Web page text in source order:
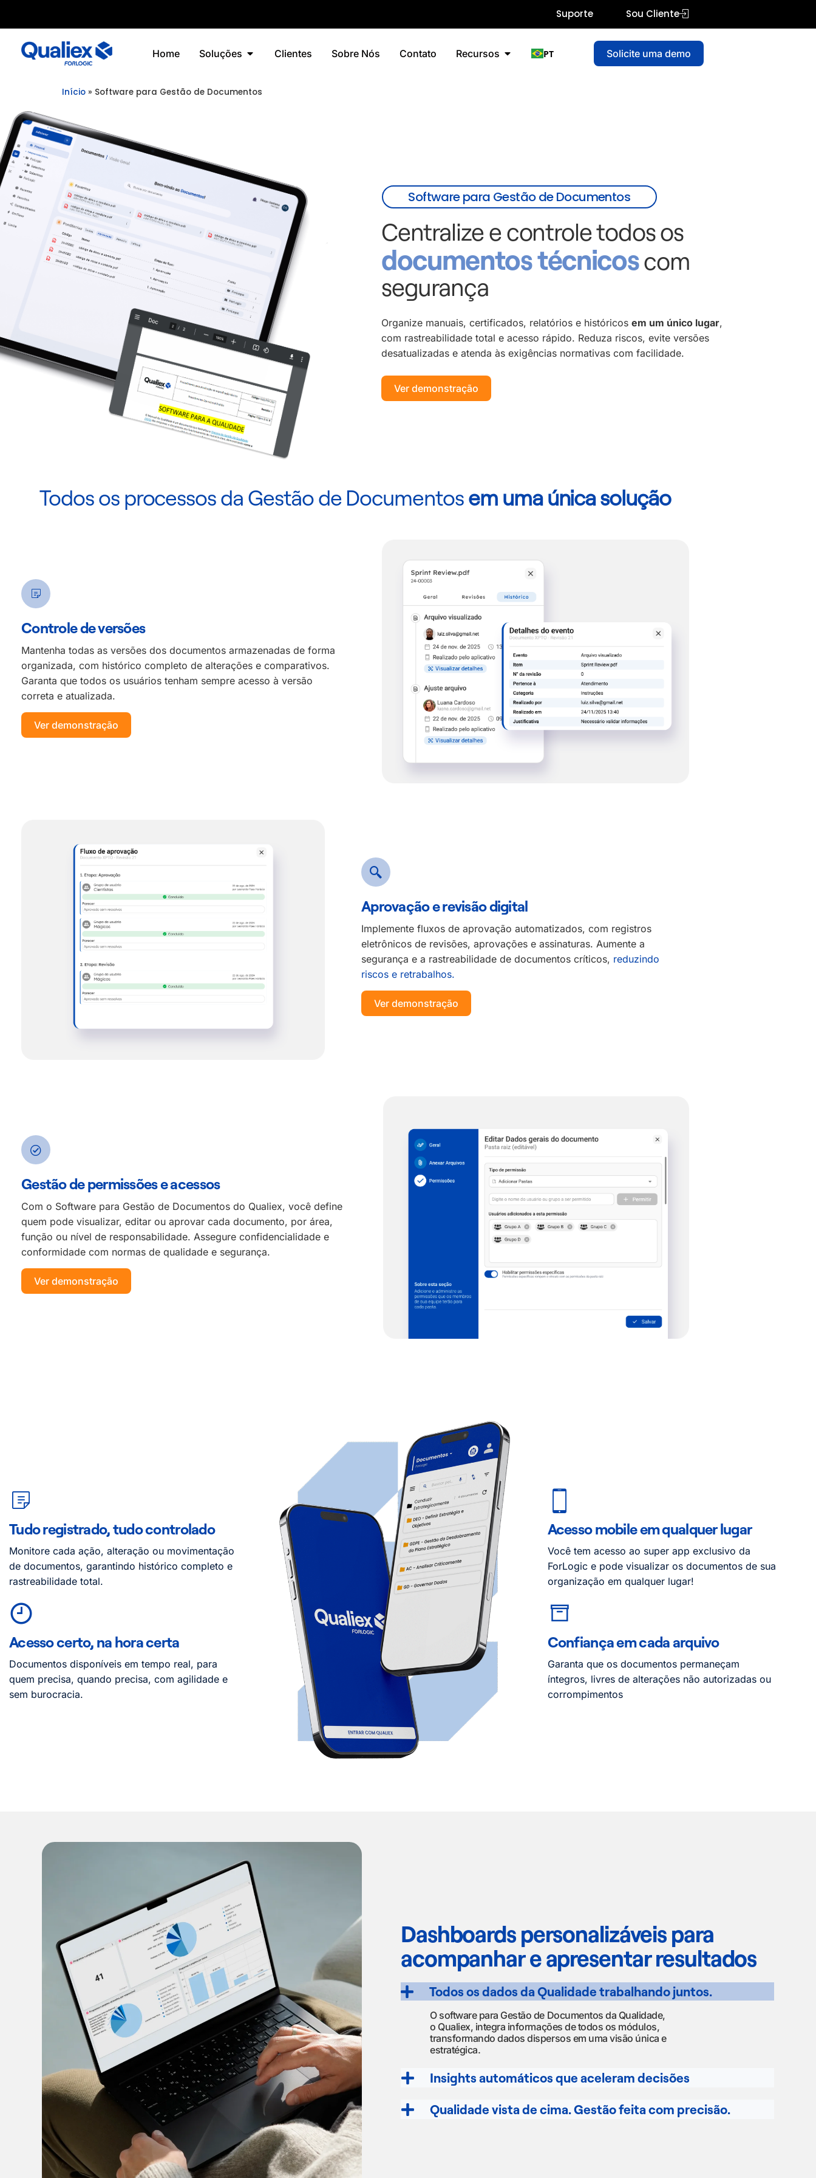
Suporte Sou Cliente
Home Soluções Clientes Sobre Nós Contato Recursos PT Solicite uma demo
Início » Software para Gestão de Documentos
Software para Gestão de Documentos
Centralize e controle todos os
documentos técnicoscom
segurança
Organize manuais, certificados, relatórios e históricos em um único lugar,
com rastreabilidade total e acesso rápido. Reduza riscos, evite versões
desatualizadas e atenda às exigências normativas com facilidade.
Ver demonstração
Todos os processos da Gestão de Documentosem uma única solução
Controle de versões
Mantenha todas as versões dos documentos armazenadas de forma
organizada, com histórico completo de alterações e comparativos.
Garanta que todos os usuários tenham sempre acesso à versão
correta e atualizada.
Ver demonstração
Aprovação e revisão digital
Implemente fluxos de aprovação automatizados, com registros
eletrônicos de revisões, aprovações e assinaturas. Aumente a
segurança e a rastreabilidade de documentos críticos, reduzindo
riscos e retrabalhos.
Ver demonstração
Gestão de permissões e acessos
Com o Software para Gestão de Documentos do Qualiex, você define
quem pode visualizar, editar ou aprovar cada documento, por área,
função ou nível de responsabilidade. Assegure confidencialidade e
conformidade com normas de qualidade e segurança.
Ver demonstração
Tudo registrado, tudo controlado
Monitore cada ação, alteração ou movimentação
de documentos, garantindo histórico completo e
rastreabilidade total.
Acesso certo, na hora certa
Documentos disponíveis em tempo real, para
quem precisa, quando precisa, com agilidade e
sem burocracia.
Acesso mobile em qualquer lugar
Você tem acesso ao super app exclusivo da
ForLogic e pode visualizar os documentos de sua
organização em qualquer lugar!
Confiança em cada arquivo
Garanta que os documentos permaneçam
íntegros, livres de alterações não autorizadas ou
corrompimentos
Dashboards personalizáveis para
acompanhar e apresentar resultados
Todos os dados da Qualidade trabalhando juntos.
O software para Gestão de Documentos da Qualidade,
o Qualiex, integra informações de todos os módulos,
transformando dados dispersos em uma visão única e
estratégica.
Insights automáticos que aceleram decisões
Qualidade vista de cima. Gestão feita com precisão.